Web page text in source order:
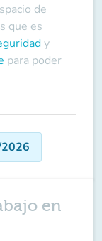
de
que es
y
para poder
en